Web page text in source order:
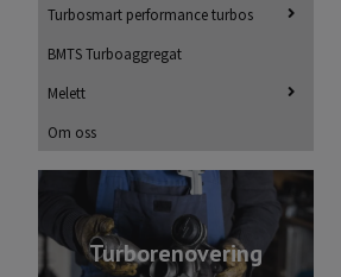
Turbosmart performance turbos
BMTS Turboaggregat
Melett
Om oss
Turborenovering